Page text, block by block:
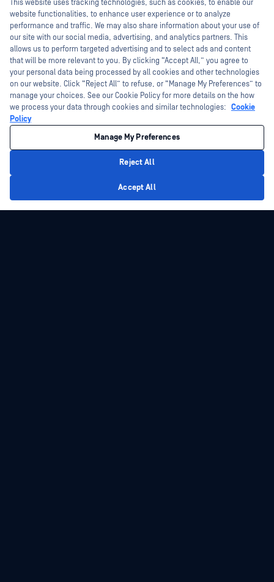
This website uses tracking technologies, such as cookies, to enable our
website functionalities, to enhance user experience or to analyze
performance and traffic. We may also share information about your use of
our site with our social media, advertising, and analytics partners. This
allows us to perform targeted advertising and to select ads and content
that will be more relevant to you. By clicking “Accept All,” you agree to
your personal data being processed by all cookies and other technologies
on our website. Click “Reject All” to refuse, or “Manage My Preferences” to
manage your choices. See our Cookie Policy for more details on the how
we process your data through cookies and similar technologies: Cookie
Policy
Manage My Preferences
Reject All
Accept All
I'm Ozzy, your OPSWAT virtual assistant.
How can I help you secure what's critical
today?